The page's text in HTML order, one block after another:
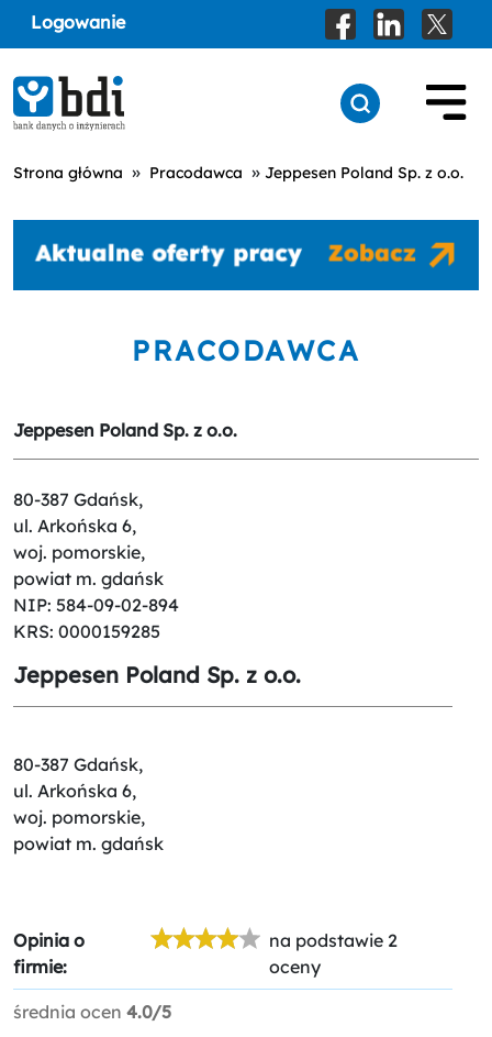
Logowanie
Strona główna » Pracodawca » Jeppesen Poland Sp. z o.o.
PRACODAWCA
Jeppesen Poland Sp. z o.o.
80-387 Gdańsk,
ul. Arkońska 6,
woj. pomorskie,
powiat m. gdańsk
NIP: 584-09-02-894
KRS: 0000159285
Jeppesen Poland Sp. z o.o.
80-387 Gdańsk,
ul. Arkońska 6,
woj. pomorskie,
powiat m. gdańsk
Opinia o
firmie:
na podstawie 2
oceny
średnia ocen 4.0/5